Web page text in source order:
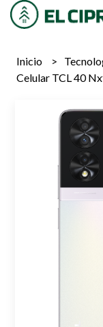
Inicio
Celular TCL 40